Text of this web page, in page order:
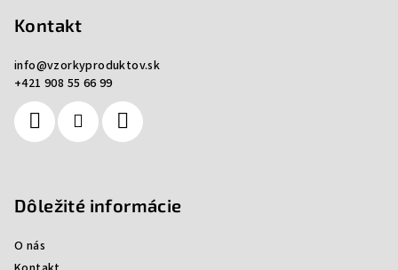
Kontakt
info@vzorkyproduktov.sk
+421 908 55 66 99
Dôležité informácie
O nás